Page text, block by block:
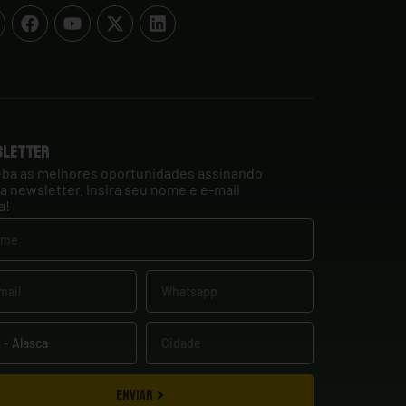
as melhores oportunidades assinando
newsletter. Insira seu nome e e-mail
ENVIAR